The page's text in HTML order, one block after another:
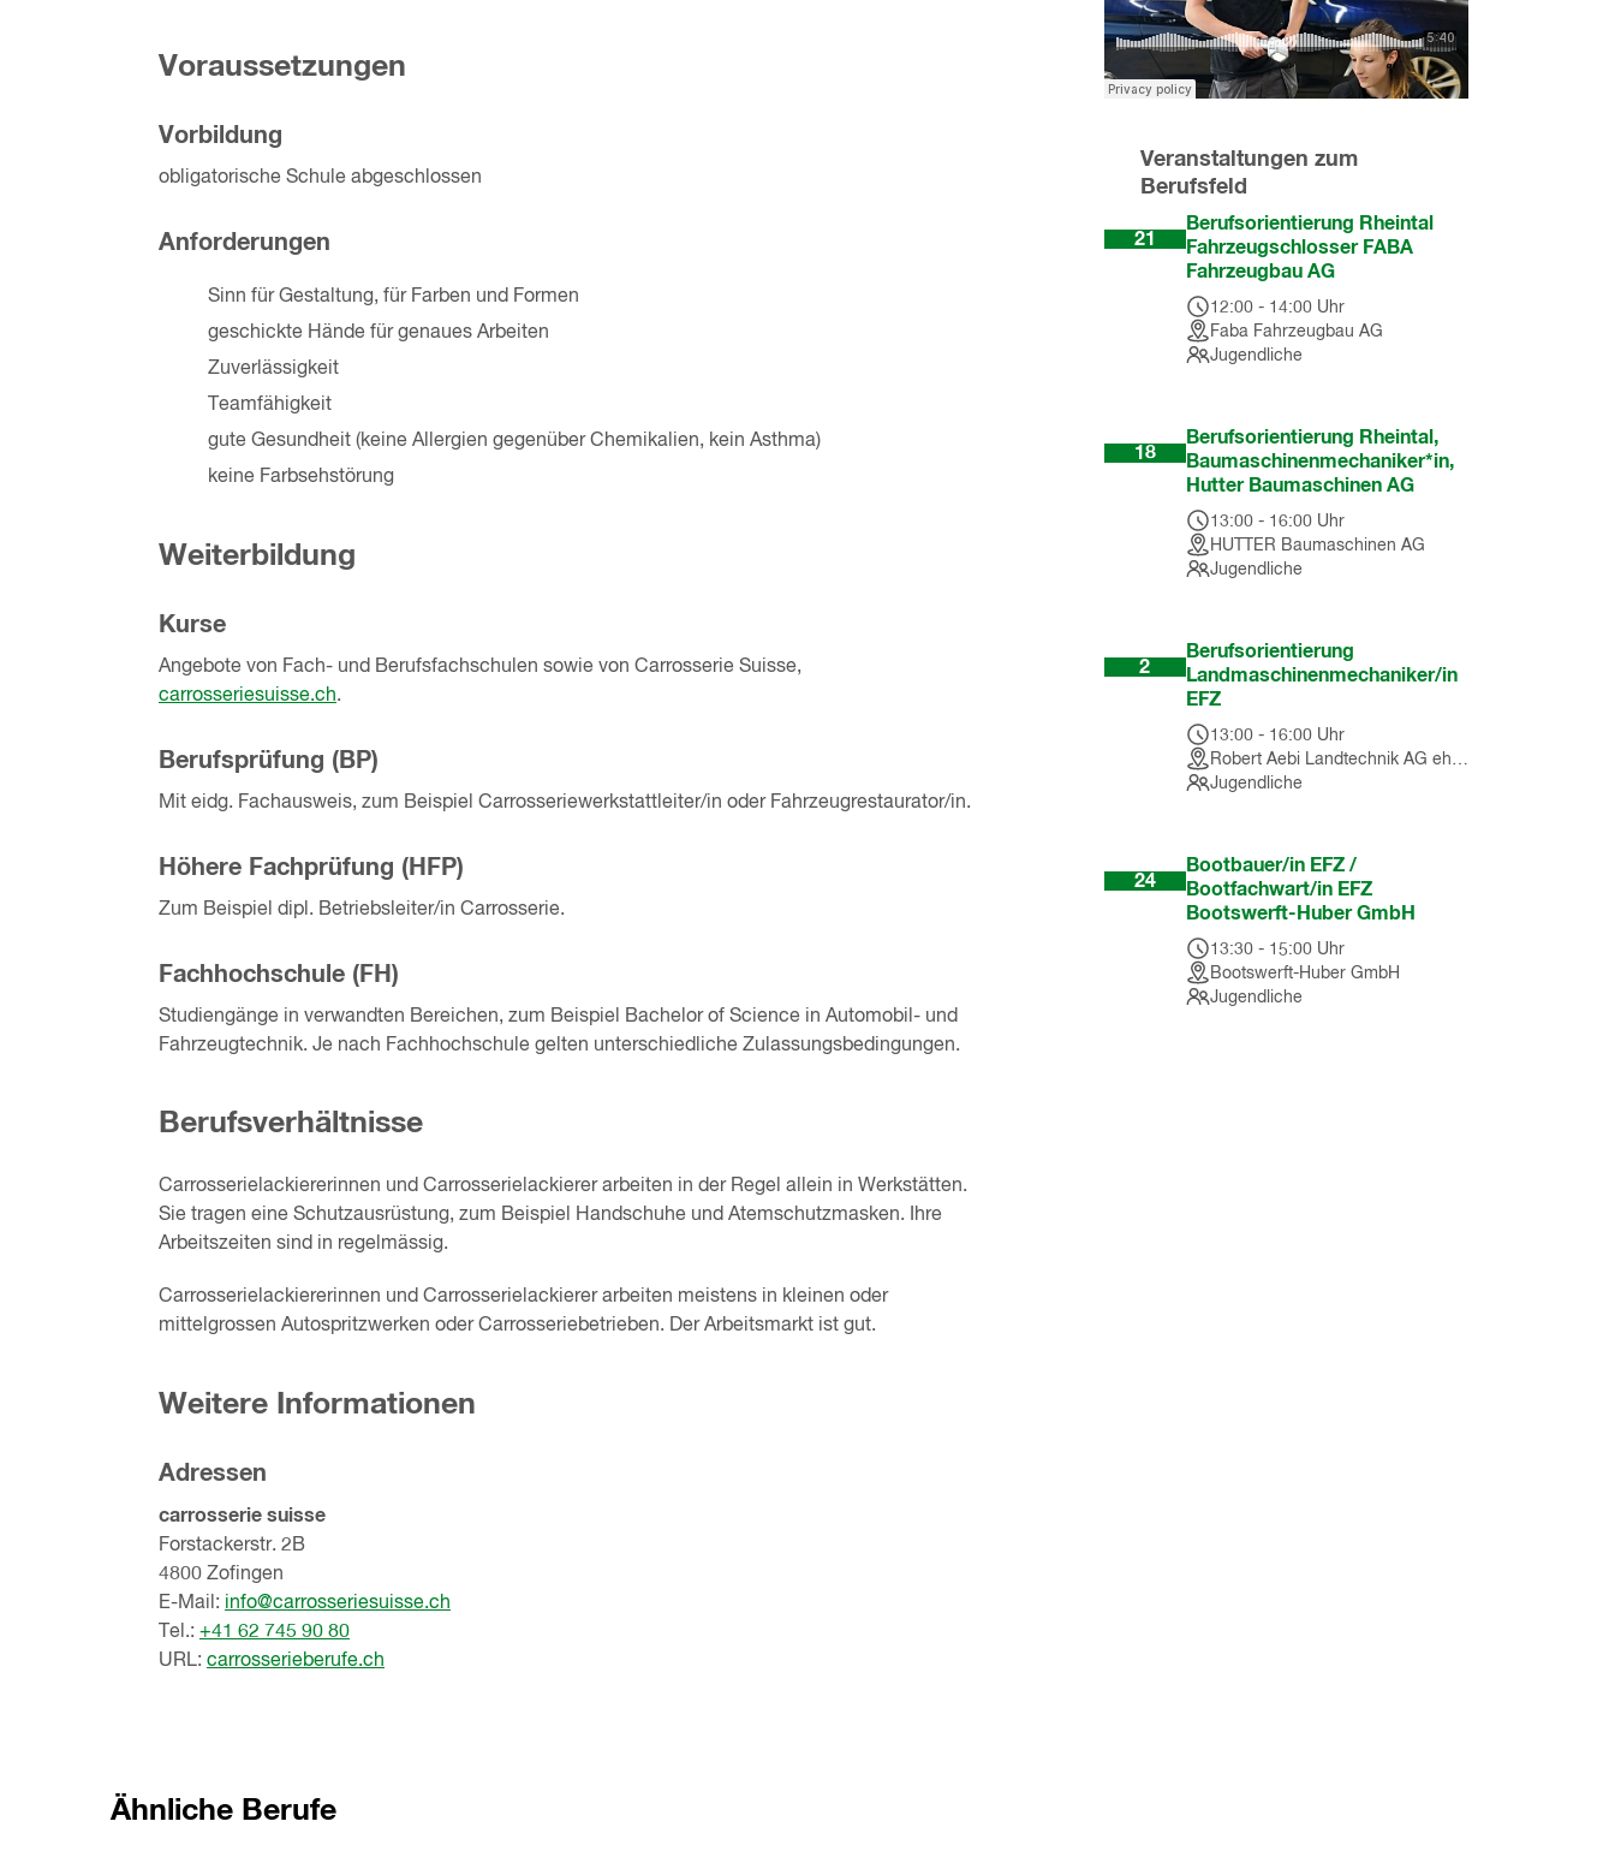
Voraussetzungen
Vorbildung
obligatorische Schule abgeschlossen
Anforderungen
Sinn für Gestaltung, für Farben und Formen
geschickte Hände für genaues Arbeiten
Zuverlässigkeit
Teamfähigkeit
gute Gesundheit (keine Allergien gegenüber Chemikalien, kein Asthma)
keine Farbsehstörung
Weiterbildung
Kurse
Angebote von Fach- und Berufsfachschulen sowie von Carrosserie Suisse,
carrosseriesuisse.ch.
Berufsprüfung (BP)
Mit eidg. Fachausweis, zum Beispiel Carrosseriewerkstattleiter/in oder Fahrzeugrestaurator/in.
Höhere Fachprüfung (HFP)
Zum Beispiel dipl. Betriebsleiter/in Carrosserie.
Fachhochschule (FH)
Studiengänge in verwandten Bereichen, zum Beispiel Bachelor of Science in Automobil- und
Fahrzeugtechnik. Je nach Fachhochschule gelten unterschiedliche Zulassungsbedingungen.
Berufsverhältnisse
Carrosserielackiererinnen und Carrosserielackierer arbeiten in der Regel allein in Werkstätten.
Sie tragen eine Schutzausrüstung, zum Beispiel Handschuhe und Atemschutzmasken. Ihre
Arbeitszeiten sind in regelmässig.
Carrosserielackiererinnen und Carrosserielackierer arbeiten meistens in kleinen oder
mittelgrossen Autospritzwerken oder Carrosseriebetrieben. Der Arbeitsmarkt ist gut.
Weitere Informationen
Adressen
carrosserie suisse
Forstackerstr. 2B
4800 Zofingen
E-Mail: info@carrosseriesuisse.ch
Tel.: +41 62 745 90 80
URL: carrosserieberufe.ch
Veranstaltungen zum
Berufsfeld
21
Berufsorientierung Rheintal
Fahrzeugschlosser FABA
Fahrzeugbau AG
12:00- 14:00Uhr
Faba Fahrzeugbau AG
Jugendliche
18
Berufsorientierung Rheintal,
Baumaschinenmechaniker*in,
Hutter Baumaschinen AG
13:00- 16:00Uhr
HUTTER Baumaschinen AG
Jugendliche
2
Berufsorientierung
Landmaschinenmechaniker/in
EFZ
13:00- 16:00Uhr
Jugendliche
24
Bootbauer/in EFZ /
Bootfachwart/in EFZ
Bootswerft-Huber GmbH
13:30- 15:00Uhr
Bootswerft-Huber GmbH
Jugendliche
Ähnliche Berufe